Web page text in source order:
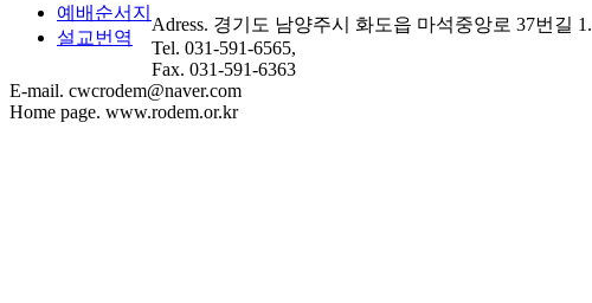
예배순서지
설교번역
Adress. 경기도 남양주시 화도읍 마석중앙로 37번길 1.
Tel. 031-591-6565,
Fax. 031-591-6363
E-mail. cwcrodem@naver.com
Home page. www.rodem.or.kr